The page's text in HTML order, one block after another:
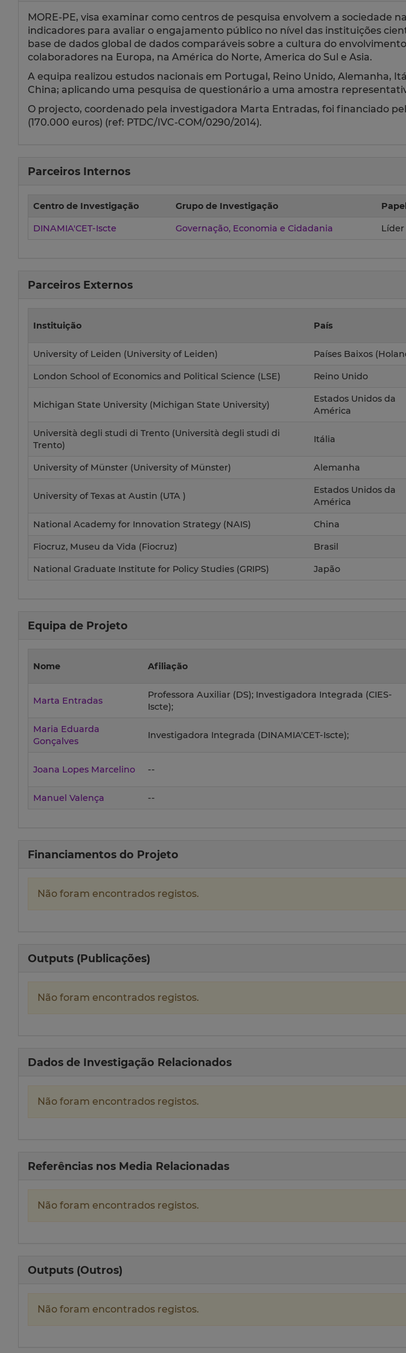
MORE-PE, visa examinar como centros de pesquisa envolvem a sociedade
indicadores para avaliar o engajamento público no nível das instituições
base de dados global de dados comparáveis sobre a cultura do
colaboradores na Europa, na América do Norte, America do Sul e Asia.
A equipa realizou estudos nacionais em Portugal, Reino Unido, Alemanha,
China; aplicando uma pesquisa de questionário a uma amostra
O projecto, coordenado pela investigadora Marta Entradas, foi financiado
(170.000 euros) (ref: PTDC/IVC-COM/0290/2014).
Parceiros Internos
Centro de Investigação Grupo de Investigação
DINAMIA'CET-Iscte Governação, Economia e Cidadania Líder
Parceiros Externos
Instituição País
University of Leiden (University of Leiden) Países Baixos
London School of Economics and Political Science (LSE) Reino Unido
Michigan State University (Michigan State University)
Estados Unidos da
América
Università degli studi di Trento (Università degli studi di
Trento)
Itália
University of Münster (University of Münster) Alemanha
University of Texas at Austin (UTA )
Estados Unidos da
América
National Academy for Innovation Strategy (NAIS) China
Fiocruz, Museu da Vida (Fiocruz) Brasil
National Graduate Institute for Policy Studies (GRIPS) Japão
Equipa de Projeto
Nome Afiliação
Marta Entradas
Professora Auxiliar (DS); Investigadora Integrada (CIES-
Iscte);
Maria Eduarda
Gonçalves
Investigadora Integrada (DINAMIA'CET-Iscte);
Joana Lopes Marcelino --
Manuel Valença --
Financiamentos do Projeto
Não foram encontrados registos.
Outputs (Publicações)
Não foram encontrados registos.
Dados de Investigação Relacionados
Não foram encontrados registos.
Referências nos Media Relacionadas
Não foram encontrados registos.
Outputs (Outros)
Não foram encontrados registos.